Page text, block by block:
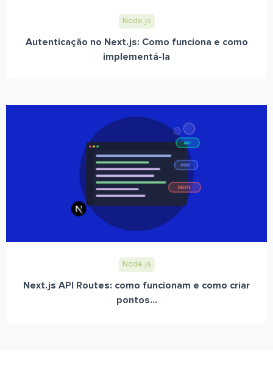
Node.js
Autenticação no Next.js: Como funciona e como
implementá-la
Node.js
Next.js API Routes: como funcionam e como criar
pontos...